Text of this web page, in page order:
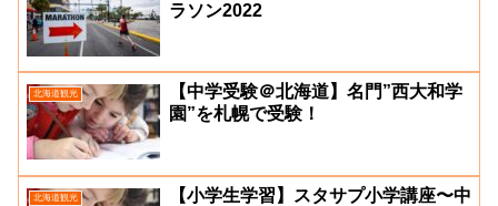
ラソン2022
北海道観光
【中学受験＠北海道】名門”西大和学
園”を札幌で受験！
北海道観光
【小学生学習】スタサプ小学講座〜中